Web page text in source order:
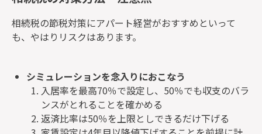
相続税の節税対策にアパート経営がおすすめといって
も、やはりリスクはあります。
シミュレーションを念入りにおこなう
入居率を最高70％で設定し、50％でも収支のバラ
ンスがとれることを確かめる
返済比率は50％を上限としできるだけ下げる